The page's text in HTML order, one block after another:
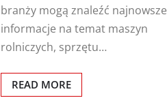
branży mogą znaleźć najnowsze
informacje na temat maszyn
rolniczych, sprzętu…
READ MORE